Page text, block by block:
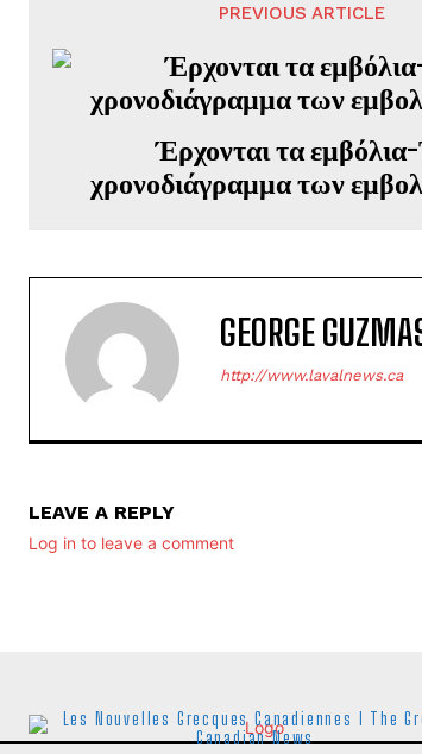
PREVIOUS ARTICLE
Έρχονται τα
χρονοδιάγραμμα των
GEORGE
http://www.lavalnews.ca
LEAVE A REPLY
Log in to leave a comment
Les Nouvelles Grecques Canadiennes I The
Canadian News